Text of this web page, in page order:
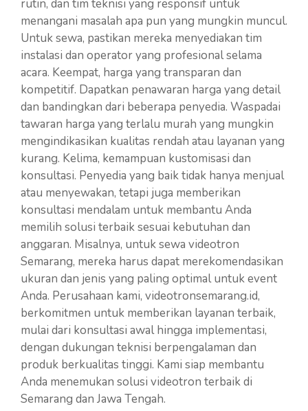
rutin, dan tim teknisi yang responsif untuk
menangani masalah apa pun yang mungkin muncul.
Untuk sewa, pastikan mereka menyediakan tim
instalasi dan operator yang profesional selama
acara. Keempat, harga yang transparan dan
kompetitif. Dapatkan penawaran harga yang detail
dan bandingkan dari beberapa penyedia. Waspadai
tawaran harga yang terlalu murah yang mungkin
mengindikasikan kualitas rendah atau layanan yang
kurang. Kelima, kemampuan kustomisasi dan
konsultasi. Penyedia yang baik tidak hanya menjual
atau menyewakan, tetapi juga memberikan
konsultasi mendalam untuk membantu Anda
memilih solusi terbaik sesuai kebutuhan dan
anggaran. Misalnya, untuk sewa videotron
Semarang, mereka harus dapat merekomendasikan
ukuran dan jenis yang paling optimal untuk event
Anda. Perusahaan kami, videotronsemarang.id,
berkomitmen untuk memberikan layanan terbaik,
mulai dari konsultasi awal hingga implementasi,
dengan dukungan teknisi berpengalaman dan
produk berkualitas tinggi. Kami siap membantu
Anda menemukan solusi videotron terbaik di
Semarang dan Jawa Tengah.